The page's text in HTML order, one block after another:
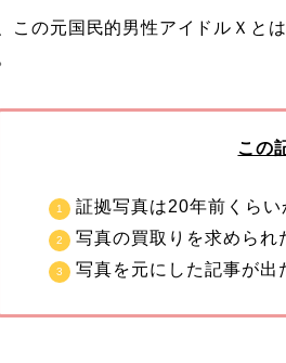
この元国民的男性アイドルＸと
この
証拠写真は20年前くらい
写真の買取りを求められ
写真を元にした記事が出